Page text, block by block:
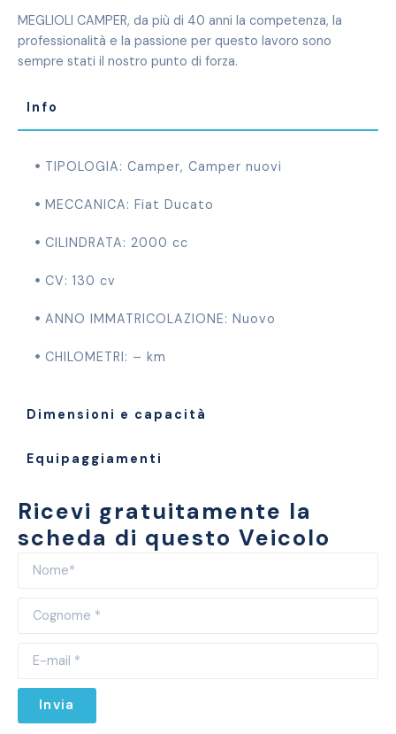
MEGLIOLI CAMPER, da più di 40 anni la competenza, la
professionalità e la passione per questo lavoro sono
sempre stati il nostro punto di forza.
Info
TIPOLOGIA:Camper,Camper nuovi
MECCANICA: Fiat Ducato
CILINDRATA: 2000 cc
CV: 130 cv
ANNO IMMATRICOLAZIONE: Nuovo
CHILOMETRI: – km
Dimensioni e capacità
Equipaggiamenti
Ricevi gratuitamente la
scheda di questo Veicolo
Invia